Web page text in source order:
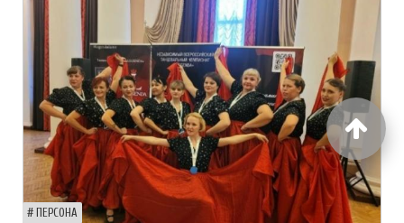
ПЕРСОНА